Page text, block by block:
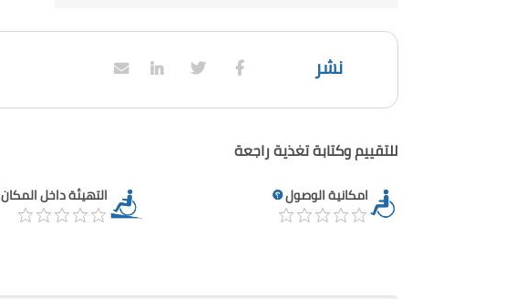
نشر
للتقييم وكتابة تغذية راجعة
امكانية الوصول التهيئة داخل المكان